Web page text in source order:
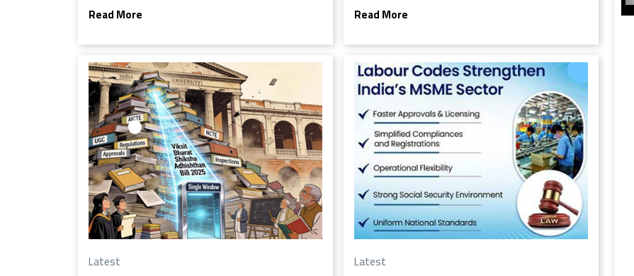
अवकाश, सरल प्रमाणन प्रक्रिया, नर्सिंग अवकाश और अनिवार्य
Read More
decades late, in fine-tuning our higher education
December 15, signals a long-overdue structural
overhaul. It dares to dismantle the frozen
regulatory maze that has choked innovation and
excellence for far too long.
Read More
Latest Latest